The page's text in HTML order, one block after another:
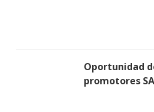
Oportunidad
promotores